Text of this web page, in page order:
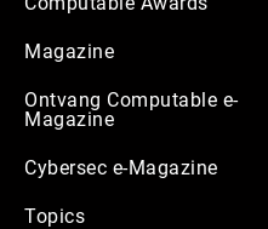
Magazine
Ontvang Computable e-
Magazine
Cybersec e-Magazine
Topics